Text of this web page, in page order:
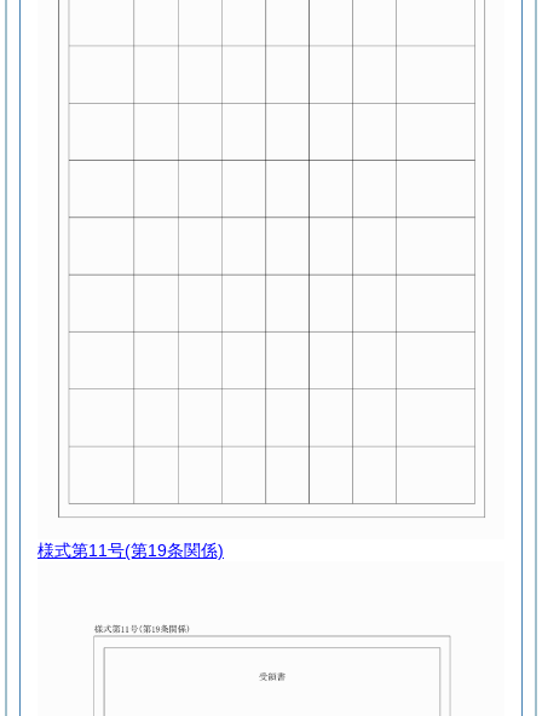
様式第11号(第19条関係)